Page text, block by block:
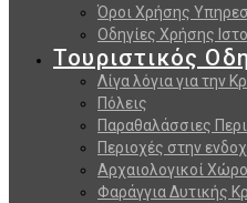
Όροι Χρήσης
Οδηγίες Χρήσης
Τουριστικός
Λίγα λόγια για την
Πόλεις
Παραθαλάσσιες
Περιοχές στην
Αρχαιολογικοί
Φαράγγια Δυτικής